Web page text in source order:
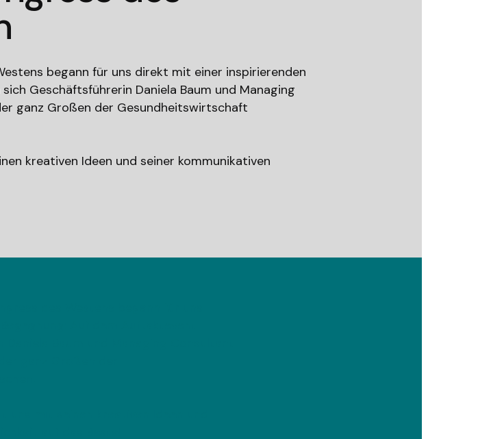
begann für uns direkt mit einer inspirierenden
Geschäftsführerin Daniela Baum und Managing
ganz Großen der Gesundheitswirtschaft
kreativen Ideen und seiner kommunikativen